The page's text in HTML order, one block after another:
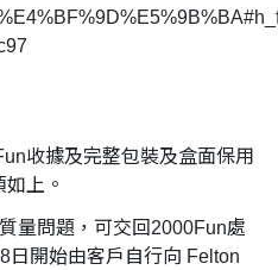
收據及完整包裝及盒面保用
上。
量問題，可交回2000Fun處
日開始由客戶自行向 Felton